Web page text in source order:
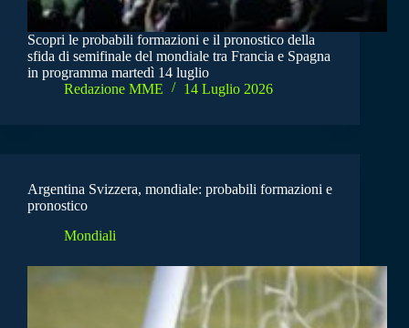
Scopri le probabili formazioni e il pronostico della
sfida di semifinale del mondiale tra Francia e Spagna
in programma martedì 14 luglio
Redazione MME
14 Luglio 2026
Argentina Svizzera, mondiale: probabili formazioni e
pronostico
Mondiali